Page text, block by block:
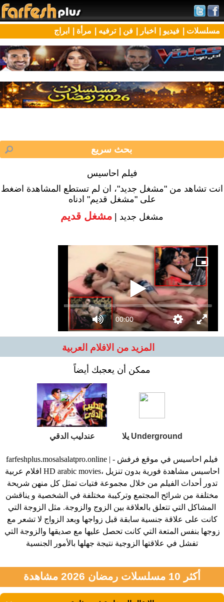
مسلسلات | فيديو | اخبار | فن | ترفيه | مرأة | ابراج
فيلم احاسيس
انت تشاهد من "مشغل جديد"، ان لم تستطع المشاهدة اضغط
على "مشغل قديم" ادناه
مشغل جديد | مشغل قديم
00:00
المزيد من الافلام العربية
ممكن أن يعجبك أيضاً
يلا Underground عندليب الدقي
farfeshplus.mosalsalatpro.online | فيلم احاسيس في موقع فرفش -
افلام عربية HD arabic movies، احاسيس مشاهدة فورية بدون تنزيل
تدور أحداث الفيلم من خلال مجموعة فتيات تمثل كل منهن شريحة
مختلفة من شرائح المجتمع وتركيبة مختلفة في الشخصية و يناقشن
المشاكل التي تتعلق بالعلاقة بين الزوج والزوجة. مثل الزوجة التي
كانت على علاقة جنسية سابقة قبل زواجها وبعد الزواج لا تشعر مع
زوجها بنفس المتعة التي كانت تحصل عليها مع صديقها والزوجة التي
تفشل في علاقتها الزوجية نتيجة جهلها بالأمور الجنسية
أكثر 10 مسلسلات رمضان 2026 مشاهدة